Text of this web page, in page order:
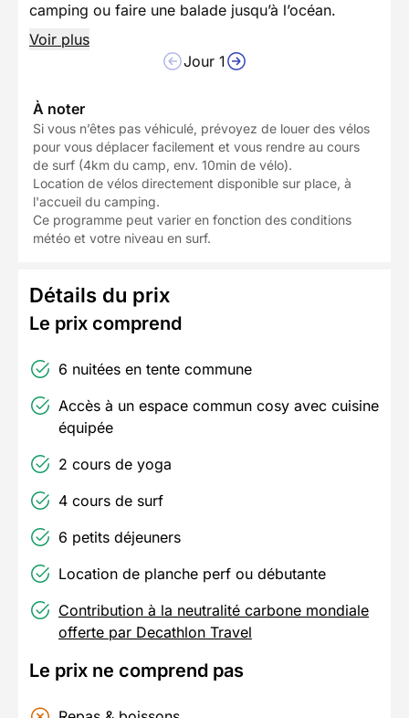
camping ou faire une balade jusqu’à l’océan.
Voir plus
Jour 1
À noter
Si vous n’êtes pas véhiculé, prévoyez de louer des vélos
pour vous déplacer facilement et vous rendre au cours
de surf (4km du camp, env. 10min de vélo).
Location de vélos directement disponible sur place, à
l'accueil du camping.
Ce programme peut varier en fonction des conditions
météo et votre niveau en surf.
Détails du prix
Le prix comprend
6 nuitées en tente commune
Accès à un espace commun cosy avec cuisine
équipée
2 cours de yoga
4 cours de surf
6 petits déjeuners
Location de planche perf ou débutante
Contribution à la neutralité carbone mondiale
offerte par Decathlon Travel
Le prix ne comprend pas